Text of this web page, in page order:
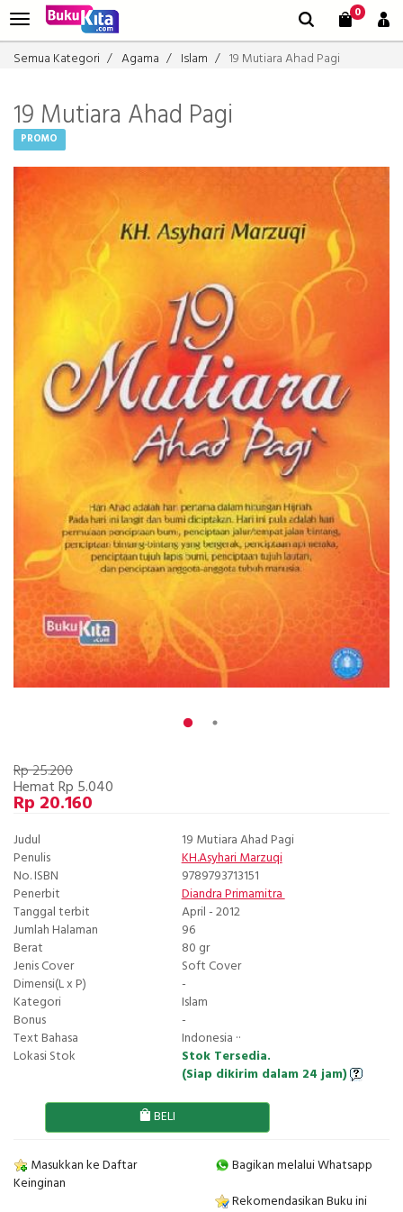
0
Semua Kategori Agama Islam 19 Mutiara Ahad Pagi
19 Mutiara Ahad Pagi
PROMO
Rp 25.200
Hemat Rp 5.040
Rp 20.160
Judul
19 Mutiara Ahad Pagi
Penulis
KH.Asyhari Marzuqi
No. ISBN
9789793713151
Penerbit
Diandra Primamitra
Tanggal terbit
April - 2012
Jumlah Halaman
96
Berat
80 gr
Jenis Cover
Soft Cover
Dimensi(L x P)
-
Kategori
Islam
Bonus
-
Text Bahasa
Indonesia ··
Lokasi Stok
Stok Tersedia.
(Siap dikirim dalam 24 jam)
BELI
Masukkan ke Daftar
Keinginan
Bagikan melalui Whatsapp
Rekomendasikan Buku ini